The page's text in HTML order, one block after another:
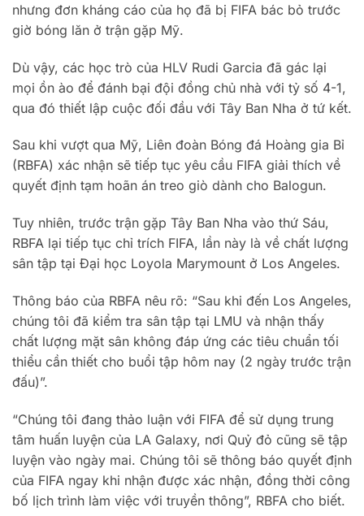
nhưng đơn kháng cáo của họ đã bị FIFA bác bỏ trước
giờ bóng lăn ở trận gặp Mỹ.
Dù vậy, các học trò của HLV Rudi Garcia đã gác lại
mọi ồn ào để đánh bại đội đồng chủ nhà với tỷ số 4-1,
qua đó thiết lập cuộc đối đầu với Tây Ban Nha ở tứ kết.
Sau khi vượt qua Mỹ, Liên đoàn Bóng đá Hoàng gia Bỉ
(RBFA) xác nhận sẽ tiếp tục yêu cầu FIFA giải thích về
quyết định tạm hoãn án treo giò dành cho Balogun.
Tuy nhiên, trước trận gặp Tây Ban Nha vào thứ Sáu,
RBFA lại tiếp tục chỉ trích FIFA, lần này là về chất lượng
sân tập tại Đại học Loyola Marymount ở Los Angeles.
Thông báo của RBFA nêu rõ: “Sau khi đến Los Angeles,
chúng tôi đã kiểm tra sân tập tại LMU và nhận thấy
chất lượng mặt sân không đáp ứng các tiêu chuẩn tối
thiểu cần thiết cho buổi tập hôm nay (2 ngày trước trận
đấu)”.
“Chúng tôi đang thảo luận với FIFA để sử dụng trung
tâm huấn luyện của LA Galaxy, nơi Quỷ đỏ cũng sẽ tập
luyện vào ngày mai. Chúng tôi sẽ thông báo quyết định
của FIFA ngay khi nhận được xác nhận, đồng thời công
bố lịch trình làm việc với truyền thông”, RBFA cho biết.